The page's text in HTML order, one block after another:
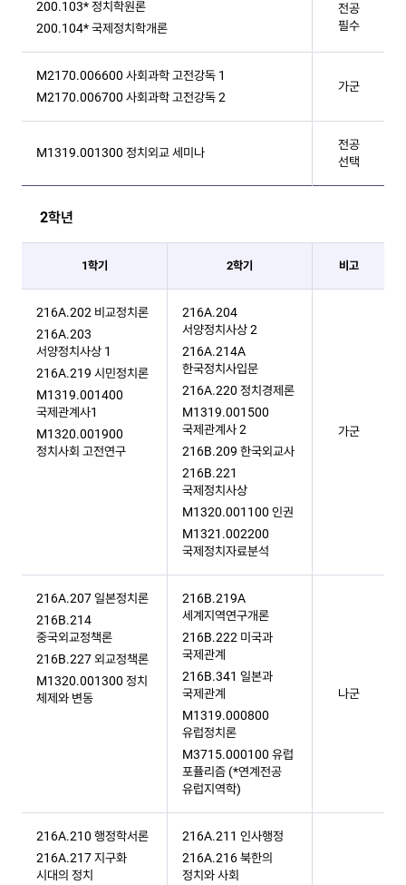
200.103* 정치학원론
200.104* 국제정치학개론
전공
필수
M2170.006600 사회과학 고전강독 1
M2170.006700 사회과학 고전강독 2
가군
M1319.001300 정치외교 세미나
전공
선택
2학년
1학기 2학기 비고
216A.202 비교정치론
216A.203
서양정치사상 1
216A.219 시민정치론
M1319.001400
국제관계사1
M1320.001900
정치사회 고전연구
216A.204
서양정치사상 2
216A.214A
한국정치사입문
216A.220 정치경제론
M1319.001500
국제관계사 2
216B.209 한국외교사
216B.221
국제정치사상
M1320.001100 인권
M1321.002200
국제정치자료분석
가군
216A.207 일본정치론
216B.214
중국외교정책론
216B.227 외교정책론
M1320.001300 정치
체제와 변동
216B.219A
세계지역연구개론
216B.222 미국과
국제관계
216B.341 일본과
국제관계
M1319.000800
유럽정치론
M3715.000100 유럽
포퓰리즘 (*연계전공
유럽지역학)​
나군
216A.210 행정학서론
216A.217 지구화
시대의 정치
216A.211 인사행정
216A.216 북한의
정치와 사회